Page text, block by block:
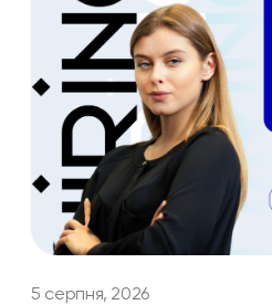
5 серпня, 2026